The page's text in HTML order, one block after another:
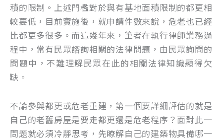
積的限制。上述門檻對於與有基地面積限制的都更相
較要低，目前實施後，就申請件數來說，危老也已經
比都更多很多。而這幾年來，筆者在執行律師業務過
程中，常有民眾諮詢相關的法律問題，由民眾詢問的
問題中，不難理解民眾在此的相關法律知識顯得欠
缺。
不論參與都更或危老重建，第一個要詳細評估的就是
自己的老舊房屋是要走都更還是危老程序？面對此一
問題就必須冷靜思考，先瞭解自己的建築物具備哪一